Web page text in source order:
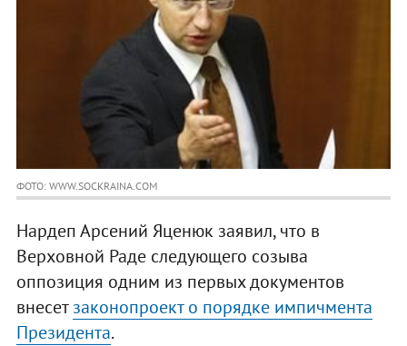
ФОТО: WWW.SOCKRAINA.COM
Нардеп Арсений Яценюк заявил, что в
Верховной Раде следующего созыва
оппозиция одним из первых документов
внесетзаконопроект о порядке импичмента
Президента.